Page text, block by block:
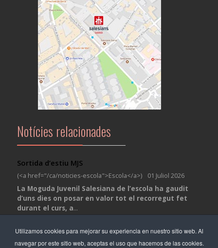
Utilizamos cookies para mejorar su experiencia en nuestro sitio web. Al
navegar por este sitio web, aceptas el uso que hacemos de las cookies.
Notícies relacionades
Sortida d’estiu MJS
(<a href="/ca/noticies-escola">Escola</a>)
01 Juliol 2026
La Moguda Juvenil Salesiana de l’escola ha gaudit
d’uns dies on posar en valor tot el recorregut fet
durant el curs, a...
Segona edició del BOSCOMUN
(<a href="/ca/noticies-escola">Escola</a>) 19 Juny 2026